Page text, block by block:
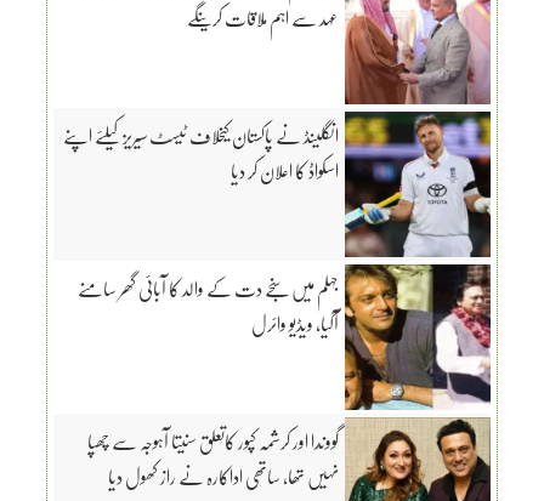
عہد سے اہم ملاقات کرینگے
انگلینڈ نے پاکستان کیخلاف ٹیسٹ سیریز کیلئے اپنے
اسکواڈ کا اعلان کر دیا
جہلم میں سنجے دت کے والد کا آبائی گھر سامنے
آگیا، ویڈیو وائرل
گووندا اور کرشمہ کپور کاتعلق سنیتا آہوجہ سے چھپا
نہیں تھا، ساتھی اداکارہ نے راز کھول دیا